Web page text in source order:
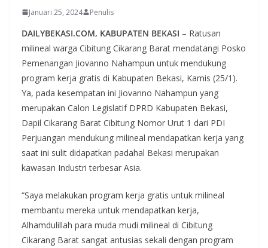
Januari 25, 2024 Penulis
DAILYBEKASI.COM, KABUPATEN BEKASI – Ratusan
milineal warga Cibitung Cikarang Barat mendatangi Posko
Pemenangan Jiovanno Nahampun untuk mendukung
program kerja gratis di Kabupaten Bekasi, Kamis (25/1).
Ya, pada kesempatan ini Jiovanno Nahampun yang
merupakan Calon Legislatif DPRD Kabupaten Bekasi,
Dapil Cikarang Barat Cibitung Nomor Urut 1 dari PDI
Perjuangan mendukung milineal mendapatkan kerja yang
saat ini sulit didapatkan padahal Bekasi merupakan
kawasan Industri terbesar Asia.
“Saya melakukan program kerja gratis untuk milineal
membantu mereka untuk mendapatkan kerja,
Alhamdulillah para muda mudi milineal di Cibitung
Cikarang Barat sangat antusias sekali dengan program